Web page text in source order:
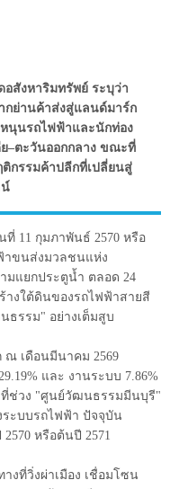
สังหาริมทรัพย์ ระบุว่า
ย่านค้าส่งสู่แลนด์มาร์ก
นุนรถไฟฟ้าและนักท่อง
ย–ตะวันออกกลาง ขณะที่
ติกรรมค้าปลีกที่เปลี่ยนสู่
น์
11 กุมภาพันธ์ 2570 หรือ
าขนส่งมวลชนแห่ง
มแยกประตูน้ำ ตลอด 24
างใต้ดินของรถไฟฟ้าสายสี
รรม" อย่างเต็มสูบ
เดือนมีนาคม 2569
และ งานระบบ 7.86%
ที่ช่วง "ศูนย์วัฒนธรรมมีนบุรี"
ระบบรถไฟฟ้า ปัจจุบัน
หรือต้นปี 2571
งที่วิ่งผ่าเมือง เชื่อมโซน